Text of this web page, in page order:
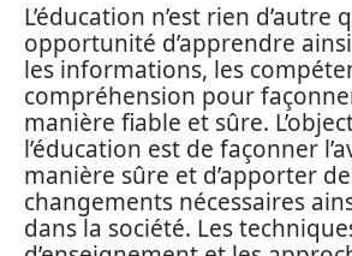
L’éducation n’est rien d’autre
opportunité d’apprendre
les informations, les
compréhension pour façonner
manière fiable et sûre.
l’éducation est de façonner
manière sûre et d’apporter
changements nécessaires
dans la société. Les